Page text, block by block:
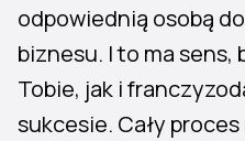
odpowiednią osobą
biznesu. I to ma sens,
Tobie, jak i
sukcesie. Cały